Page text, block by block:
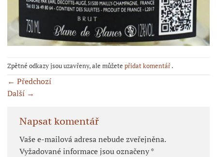
Zpětné odkazy jsou uzavřeny, ale můžete přidat komentář.
← Předchozí
Další →
Napsat komentář
Vaše e-mailová adresa nebude zveřejněna.
Vyžadované informace jsou označeny*